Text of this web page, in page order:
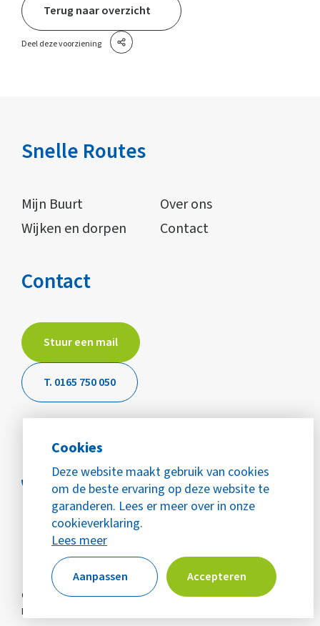
Cookies
Deze website maakt gebruik van cookies
om de beste ervaring op deze website te
garanderen. Lees er meer over in onze
cookieverklaring.
Lees meer
Aanpassen Accepteren
Terug naar overzicht
Deel deze voorziening
Snelle Routes
Mijn Buurt
Over ons
Wijken en dorpen
Contact
Contact
Stuur een mail
T. 0165 750 050
© Copyright 2026 WijZijn Mijn Buurt
Alle rechten voorbehouden
Privacy